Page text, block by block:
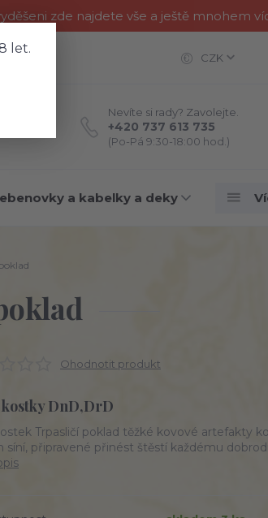
zde najdete vše a ještě mnohem
let.
CZK
Nevíte si rady? Zavolejte.
+420 737 613 735
(Po-Pá 9:30-18:00 hod.)
a kabelky a deky
Ohodnotit produkt
DnD,DrD
Trpasličí poklad těžké kovové artefakty
síní, připravené přinést štěstí každému